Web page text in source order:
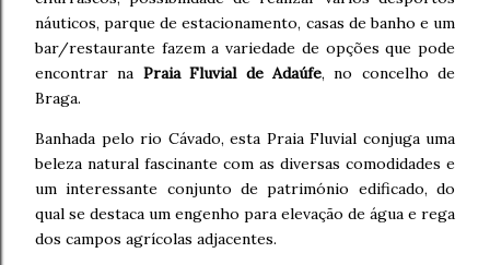
náuticos, parque de estacionamento, casas de banho e um
bar/restaurante fazem a variedade de opções que pode
encontrar na Praia Fluvial de Adaúfe, no concelho de
Braga.
Banhada pelo rio Cávado, esta Praia Fluvial conjuga uma
beleza natural fascinante com as diversas comodidades e
um interessante conjunto de património edificado, do
qual se destaca um engenho para elevação de água e rega
dos campos agrícolas adjacentes.